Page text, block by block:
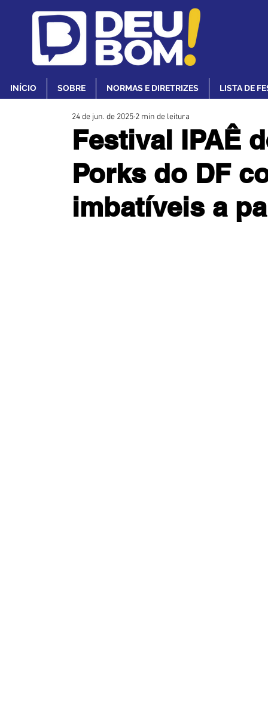
INÍCIO SOBRE NORMAS E DIRETRIZES LISTA DE
Festival IPAÊ
Porks do DF
imbatíveis a
24 de jun. de 2025 2 min de leitura